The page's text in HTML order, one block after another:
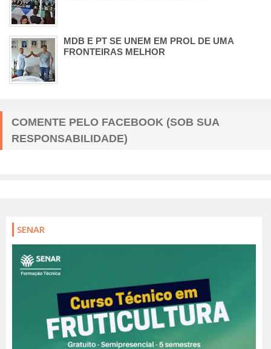
MDB E PT SE UNEM EM PROL DE UMA
FRONTEIRAS MELHOR
COMENTE PELO FACEBOOK (SOB SUA
RESPONSABILIDADE)
SENAR